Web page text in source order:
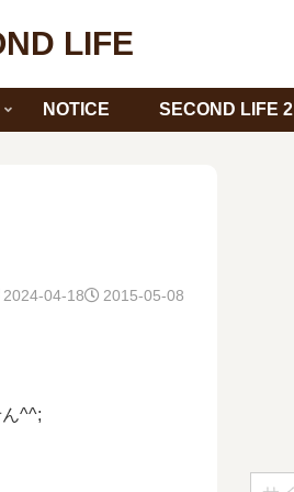
NOTICE SECOND LIFE 2
2015-05-08
2024-04-18
^^;